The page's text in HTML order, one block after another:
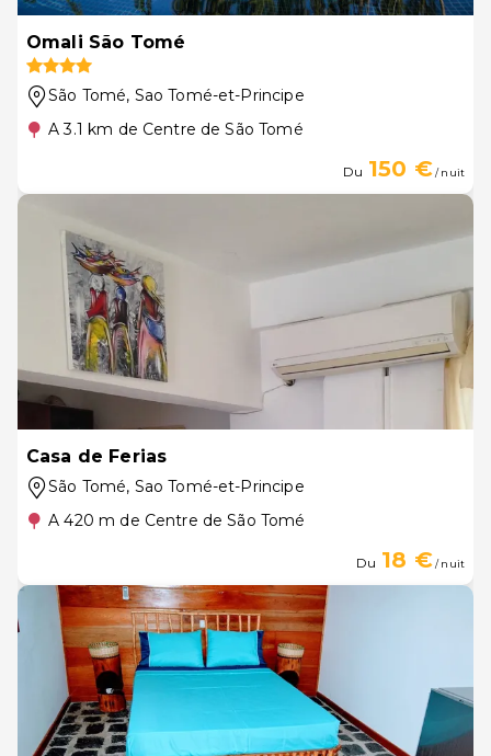
Omali São Tomé
São Tomé, Sao Tomé-et-Principe
A 3.1 km de Centre de São Tomé
Du 150 €/ nuit
Casa de Ferias
São Tomé, Sao Tomé-et-Principe
A 420 m de Centre de São Tomé
Du 18 €/ nuit